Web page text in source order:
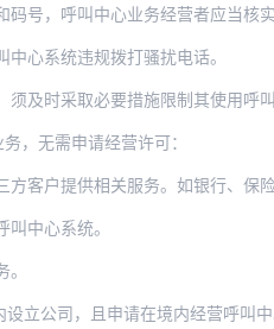
号，呼叫中心业务经营者应当核
心系统违规拨打骚扰电话。
及时采取必要措施限制其使用呼叫
，无需申请经营许可：
供相关服务。如银行、保险、证券、
中心系统。
且申请在境内经营呼叫中心业务，符合